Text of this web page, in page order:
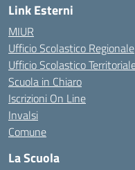
Link Esterni
MIUR
Ufficio Scolastico Regionale
Ufficio Scolastico
Scuola in Chiaro
Iscrizioni On Line
Invalsi
Comune
La Scuola